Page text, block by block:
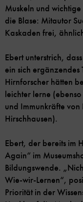
Muskeln und
die Blase: Mitautor
Kaskaden frei,
Ebert unterstrich,
ein sich
Hirnforscher hätten
leichter lerne
und Immunkräfte
Hirschhausen).
Ebert, der bereits im
Again“ im
Bildungswende.
Wie-wir-Lernen“,
Priorität in der